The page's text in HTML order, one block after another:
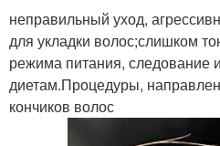
неправильный уход,
для укладки волос;слишком
режима питания, следование
диетам.Процедуры,
кончиков волос